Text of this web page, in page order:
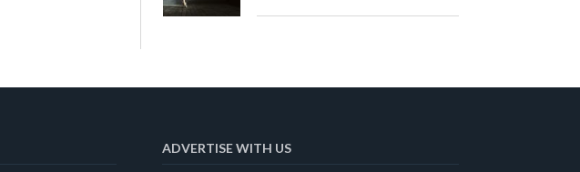
ADVERTISE WITH US